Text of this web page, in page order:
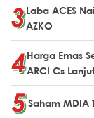
Laba ACES
AZKO
Harga Emas
ARCI Cs
Saham MDIA